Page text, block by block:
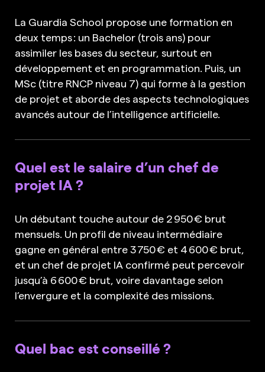
La Guardia School propose une formation en
deux temps : un Bachelor (trois ans) pour
assimiler les bases du secteur, surtout en
développement et en programmation. Puis, un
MSc (titre RNCP niveau 7) qui forme à la gestion
de projet et aborde des aspects technologiques
avancés autour de l’intelligence artificielle.
Quel est le salaire d’un chef de
projet IA ?
Un débutant touche autour de 2 950 € brut
mensuels. Un profil de niveau intermédiaire
gagne en général entre 3 750 € et 4 600 € brut,
et un chef de projet IA confirmé peut percevoir
jusqu’à 6 600 € brut, voire davantage selon
l’envergure et la complexité des missions.
Quel bac est conseillé ?